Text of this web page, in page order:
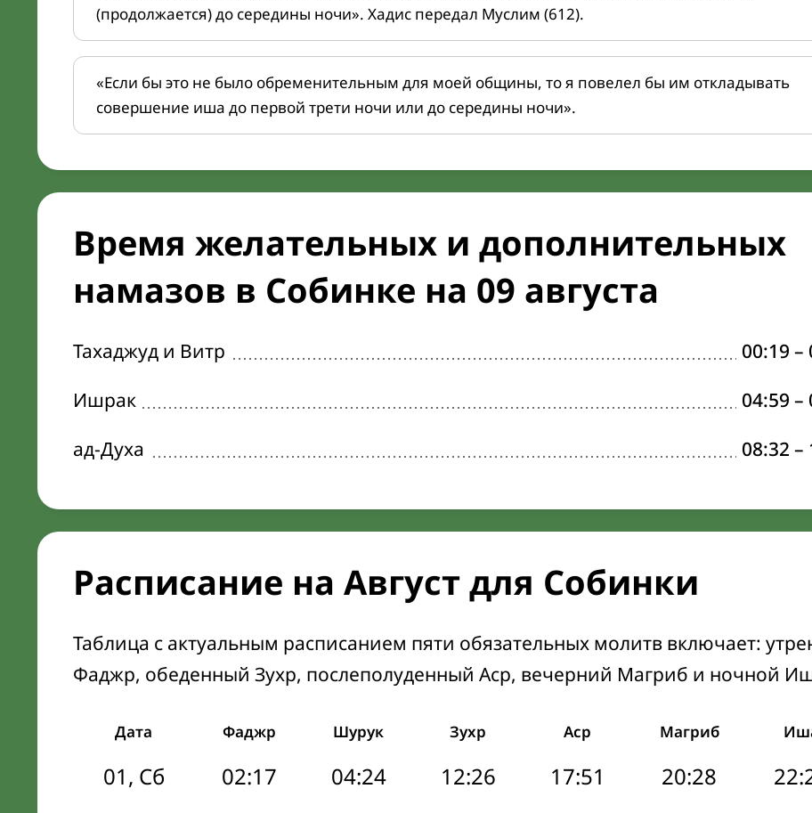
(продолжается) до середины ночи». Хадис передал Муслим (612).
«Если бы это не было обременительным для моей общины, то я повелел бы им откладывать
совершение иша до первой трети ночи или до середины ночи».
Время желательных и дополнительных
намазов в Собинке на 09 августа
Тахаджуд и Витр 00:19 –
Ишрак
04:59 –
ад-Духа
08:32 –
Расписание на Август для Собинки
Таблица с актуальным расписанием пяти обязательных молитв включает:
Фаджр, обеденный Зухр, послеполуденный Аср, вечерний Магриб и ночной
Дата Фаджр Шурук Зухр Аср Магриб
01, Сб 02:17 04:24 12:26 17:51 20:28